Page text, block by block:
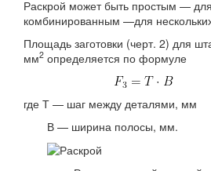
Раскрой может быть простым —
комбинированным —для
Площадь заготовки (черт. 2) для
мм2 определяется по формуле
где Т — шаг между деталями, мм
В — ширина полосы, мм.